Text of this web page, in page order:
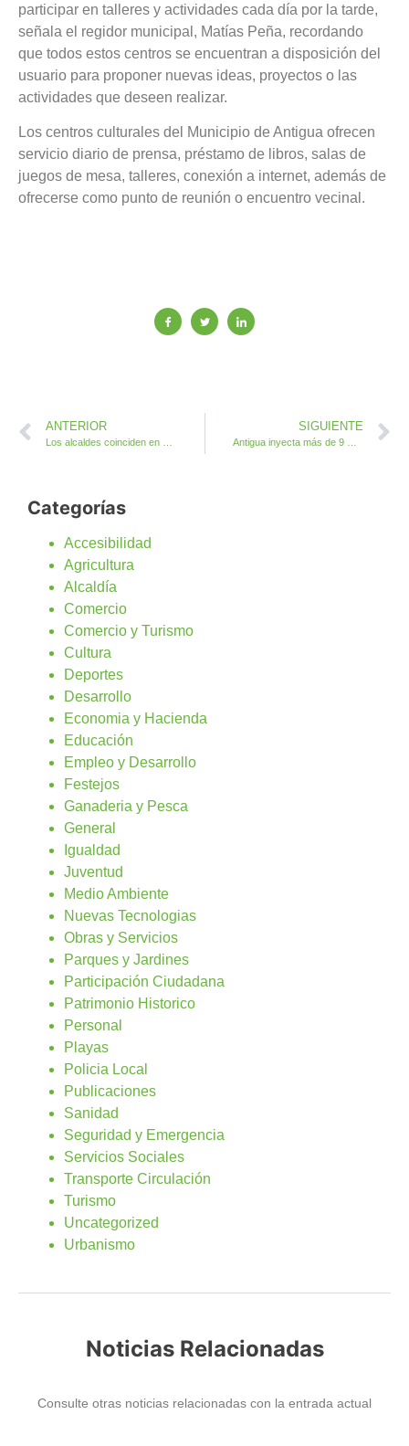
participar en talleres y actividades cada día por la tarde,
señala el regidor municipal, Matías Peña, recordando
que todos estos centros se encuentran a disposición del
usuario para proponer nuevas ideas, proyectos o las
actividades que deseen realizar.
Los centros culturales del Municipio de Antigua ofrecen
servicio diario de prensa, préstamo de libros, salas de
juegos de mesa, talleres, conexión a internet, además de
ofrecerse como punto de reunión o encuentro vecinal.
ANTERIOR SIGUIENTE
Categorías
Accesibilidad
Agricultura
Alcaldía
Comercio
Comercio y Turismo
Cultura
Deportes
Desarrollo
Economia y Hacienda
Educación
Empleo y Desarrollo
Festejos
Ganaderia y Pesca
General
Igualdad
Juventud
Medio Ambiente
Nuevas Tecnologias
Obras y Servicios
Parques y Jardines
Participación Ciudadana
Patrimonio Historico
Personal
Playas
Policia Local
Publicaciones
Sanidad
Seguridad y Emergencia
Servicios Sociales
Transporte Circulación
Turismo
Uncategorized
Urbanismo
Noticias Relacionadas
Consulte otras noticias relacionadas con la entrada actual